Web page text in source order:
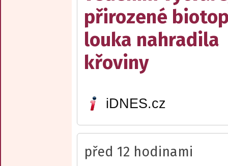
přirozené
louka nahradila
křoviny
iDNES.cz
před 12 hodinami